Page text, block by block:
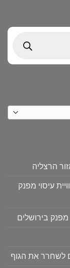
הרצליה
עיסוי מפנק
בירושלים
לשחרר את הגוף